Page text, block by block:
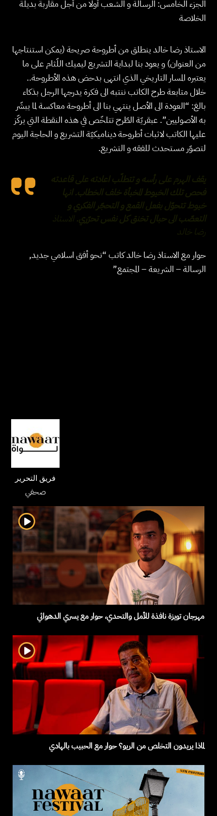
الجزء الخامس: الرسالة و الشعب أولا من أجل مقاربة بديلة
الخلاصة
الاستاذ رضا خالد ينطلق من أطروحة صريحة (يمكن استنتاجها
من العنوان) و يعود بنا لبداية التشريع ليميك اللّثام على ما
يعتبره المسار التاريخي الذي انتهى بدحض هذه الأطروحة..
خلال متابعة طرح الكاتب ننتبه الى فكرة يدرجها الرجل بذكاء
بالغ: “العودة الى الأصل ينتهي بنا الى أطروحة معاكسة لما يبشّر
به الأصوليين”. عبقريّة الطّرح تتلخّص في هذه النقطة التي يركّز
عليها الكاتب لاثبات أطروحة ديناميكيّة التشريع و الحاجة اليوم
لتصوّر مستحدث للفقه و التشريع.
يقف الهرم على رأسه و تتطلّب اعادته على قاعدته
فحص تلك الخيوط المخبأة خلف الخطاب. انها
خيوط تتحوّل بفعل القمع و التحجّر الفكري و
التعصّب الى حبال تخنق كل نفس تحرّري.الاستاذ
رضا خالد
حوار مع الاستاذ رضا خالد كاتب “نحو أفق اسلامي جديد,
الرسالة – الشريعة – المجتمع”
فريق التحرير
صحفي
مهرجان تويزة نافذة للأمل والتحدي، حوار مع يسري الدهواثي
لماذا يريدون التخلص من الريو؟ حوار مع الحبيب بالهادي